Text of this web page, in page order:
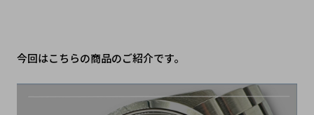
今回はこちらの商品のご紹介です。